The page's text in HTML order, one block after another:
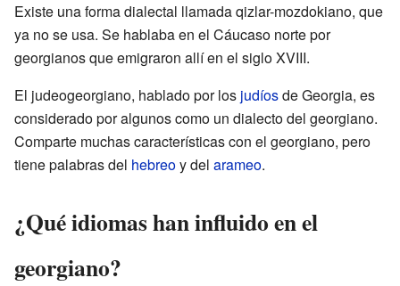
Existe una forma dialectal llamada qizlar-mozdokiano, que
ya no se usa. Se hablaba en el Cáucaso norte por
georgianos que emigraron allí en el siglo XVIII.
El judeogeorgiano, hablado por los judíosde Georgia, es
considerado por algunos como un dialecto del georgiano.
Comparte muchas características con el georgiano, pero
tiene palabras del hebreoy del arameo.
¿Qué idiomas han influido en el
georgiano?